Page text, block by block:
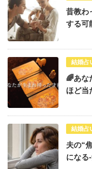
昔教わ
する可
結婚占
🌈あな
ほど当
結婚占
夫の“
になる